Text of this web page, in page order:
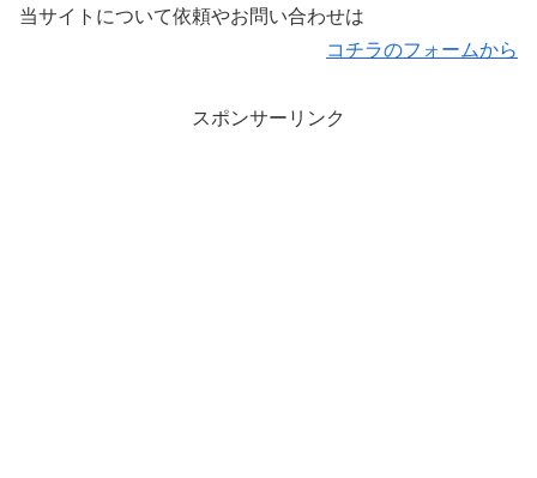
当サイトについて依頼やお問い合わせは
コチラのフォームから
スポンサーリンク